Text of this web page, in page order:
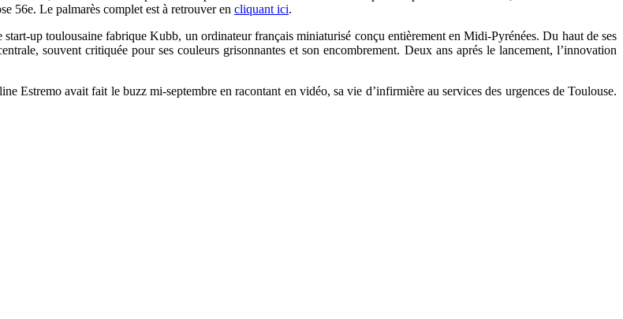
56e. Le palmarès complet est à retrouver en cliquant ici.
start-up toulousaine fabrique Kubb, un ordinateur français miniaturisé conçu entièrement en Midi-Pyrénées.Du haut de ses
souvent critiquée pour ses couleurs grisonnantes et son encombrement. Deux ans aprés le lancement, l’innovation
Estremo avait fait le buzz mi-septembre en racontant en vidéo, sa vie d’infirmière au services des urgences de Toulouse.